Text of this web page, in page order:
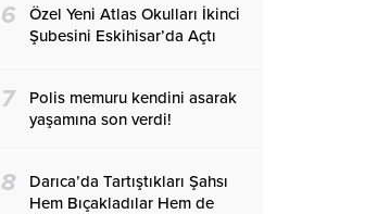
6
Özel Yeni Atlas Okulları İkinci
Şubesini Eskihisar’da Açtı
7
Polis memuru kendini asarak
yaşamına son verdi!
8
Darıca’da Tartıştıkları Şahsı
Hem Bıçakladılar Hem de